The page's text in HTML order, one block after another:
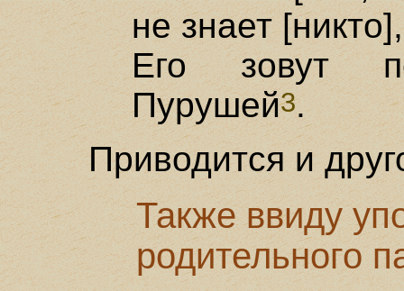
не знает [никто],
Его зовут
Пурушей3.
Приводится и
Также ввиду
родительного